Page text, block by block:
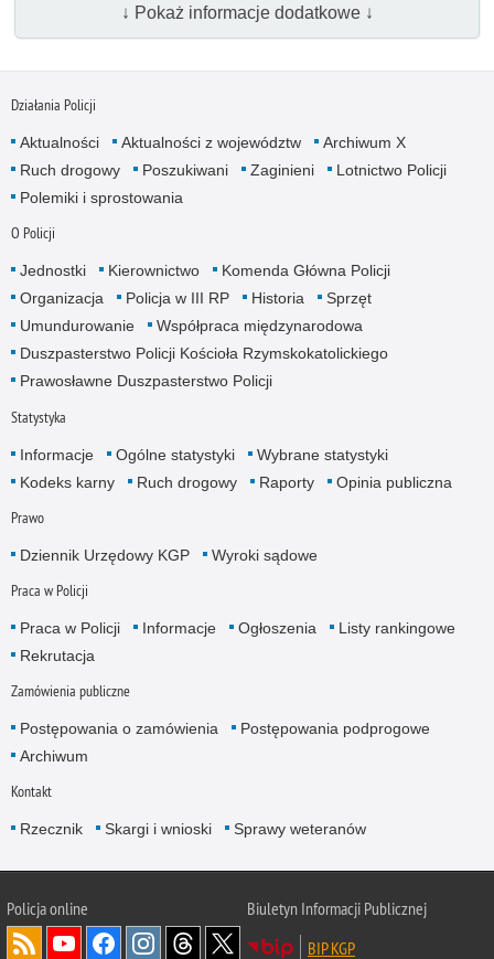
↓ Pokaż informacje dodatkowe ↓
Działania Policji
Aktualności Aktualności z województw
Archiwum X
Ruch drogowy
Poszukiwani Zaginieni
Lotnictwo Policji
Polemiki i sprostowania
O Policji
Jednostki Kierownictwo
Komenda Główna Policji
Organizacja
Policja w III RP Historia
Sprzęt
Umundurowanie
Współpraca międzynarodowa
Duszpasterstwo Policji Kościoła Rzymskokatolickiego
Prawosławne Duszpasterstwo Policji
Statystyka
Informacje Ogólne statystyki
Wybrane statystyki
Kodeks karny
Ruch drogowy Raporty Opinia publiczna
Prawo
Dziennik Urzędowy KGP Wyroki sądowe
Praca w Policji
Praca w Policji Informacje Ogłoszenia
Listy rankingowe
Rekrutacja
Zamówienia publiczne
Postępowania o zamówienia
Postępowania podprogowe
Archiwum
Kontakt
Rzecznik Skargi i wnioski Sprawy weteranów
Policjaonline
Biuletyn Informacji Publicznej
BIP KGP